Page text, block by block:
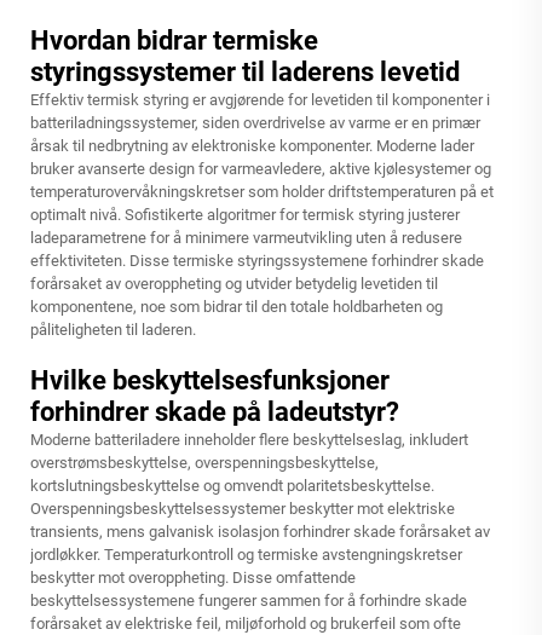
Hvordan bidrar termiske
styringssystemer til laderens levetid
Effektiv termisk styring er avgjørende for levetiden til komponenter i
batteriladningssystemer, siden overdrivelse av varme er en primær
årsak til nedbrytning av elektroniske komponenter. Moderne lader
bruker avanserte design for varmeavledere, aktive kjølesystemer og
temperaturovervåkningskretser som holder driftstemperaturen på et
optimalt nivå. Sofistikerte algoritmer for termisk styring justerer
ladeparametrene for å minimere varmeutvikling uten å redusere
effektiviteten. Disse termiske styringssystemene forhindrer skade
forårsaket av overoppheting og utvider betydelig levetiden til
komponentene, noe som bidrar til den totale holdbarheten og
påliteligheten til laderen.
Hvilke beskyttelsesfunksjoner
forhindrer skade på ladeutstyr?
Moderne batteriladere inneholder flere beskyttelseslag, inkludert
overstrømsbeskyttelse, overspenningsbeskyttelse,
kortslutningsbeskyttelse og omvendt polaritetsbeskyttelse.
Overspenningsbeskyttelsessystemer beskytter mot elektriske
transients, mens galvanisk isolasjon forhindrer skade forårsaket av
jordløkker. Temperaturkontroll og termiske avstengningskretser
beskytter mot overoppheting. Disse omfattende
beskyttelsessystemene fungerer sammen for å forhindre skade
forårsaket av elektriske feil, miljøforhold og brukerfeil som ofte